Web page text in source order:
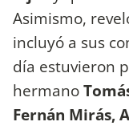
Asimismo,
incluyó a sus
día estuvieron
hermano
Fernán Mirás,